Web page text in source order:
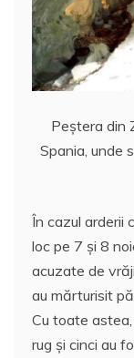
Peştera din
Spania, unde
În cazul arderii
loc pe 7 și 8
acuzate de
au mărturisit
Cu toate
rug și cinci au